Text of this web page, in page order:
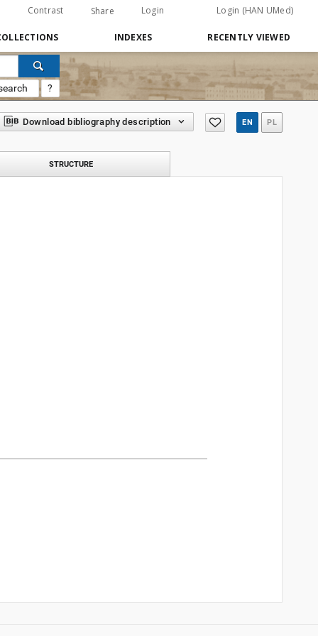
Contrast Share Login Login (HAN UMed)
INDEXES RECENTLY VIEWED
?
Download bibliography description EN PL
STRUCTURE